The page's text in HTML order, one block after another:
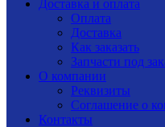
Доставка и оплата
Оплата
Доставка
Как заказать
Запчасти под
О компании
Реквизиты
Соглашение о
Контакты